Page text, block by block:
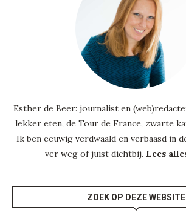
Esther de Beer: journalist en
lekker eten, de Tour de France, zwarte
Ik ben eeuwig verdwaald en verbaasd in
ver weg of juist dichtbij. Lees
ZOEK OP DEZE WEBSITE